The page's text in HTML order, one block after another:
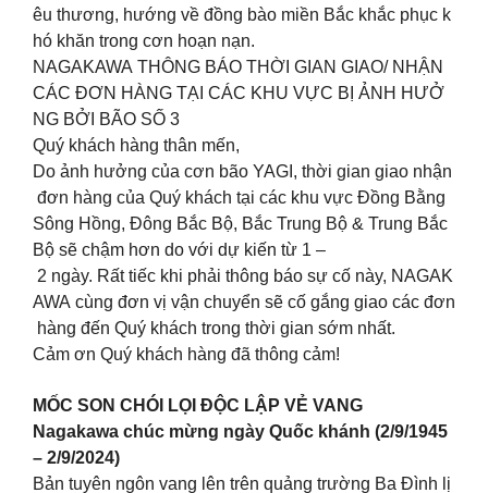
êu thương, hướng về đồng bào miền Bắc khắc phục k
hó khăn trong cơn hoạn nạn.
NAGAKAWA THÔNG BÁO THỜI GIAN GIAO/ NHẬN
CÁC ĐƠN HÀNG TẠI CÁC KHU VỰC BỊ ẢNH HƯỞ
NG BỞI BÃO SỐ 3
Quý khách hàng thân mến,
Do ảnh hưởng của cơn bão YAGI, thời gian giao nhận
đơn hàng của Quý khách tại các khu vực Đồng Bằng
Sông Hồng, Đông Bắc Bộ, Bắc Trung Bộ & Trung Bắc
Bộ sẽ chậm hơn do với dự kiến từ 1 –
2 ngày. Rất tiếc khi phải thông báo sự cố này, NAGAK
AWA cùng đơn vị vận chuyển sẽ cố gắng giao các đơn
hàng đến Quý khách trong thời gian sớm nhất.
Cảm ơn Quý khách hàng đã thông cảm!
MỐC SON CHÓI LỌI ĐỘC LẬP VẺ VANG
Nagakawa chúc mừng ngày Quốc khánh (2/9/1945
– 2/9/2024)
Bản tuyên ngôn vang lên trên quảng trường Ba Đình lị